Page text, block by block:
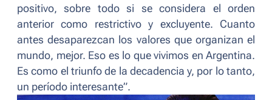
positivo, sobre todo si se considera el orden
anterior como restrictivo y excluyente. Cuanto
antes desaparezcan los valores que organizan el
mundo, mejor. Eso es lo que vivimos en Argentina.
Es como el triunfo de la decadencia y, por lo tanto,
un período interesante”.